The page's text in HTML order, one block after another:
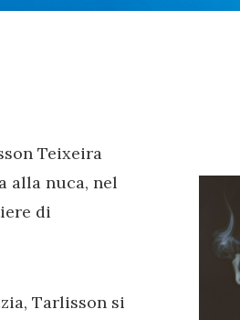
Teixeira
alla nuca, nel
di
Tarlisson si